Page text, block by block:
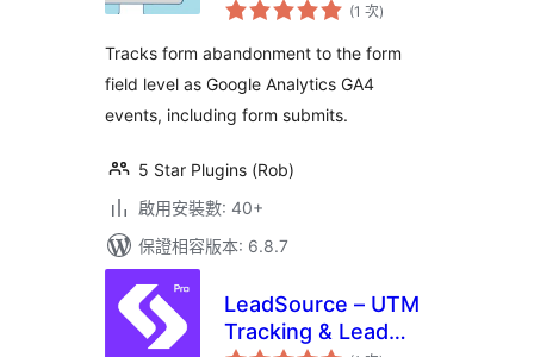
Analytics GA4
(1 次分
數
)
Tracks form abandonment to the form
field level as Google Analytics GA4
events, including form submits.
5 Star Plugins (Rob)
啟用安裝數: 40+
保證相容版本: 6.8.7
LeadSource – UTM
Tracking & Lead
評